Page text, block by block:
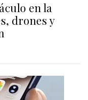
en la
drones y